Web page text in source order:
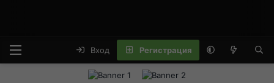
Вход Регистрация